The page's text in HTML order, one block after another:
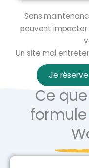
Sans
peuvent impacter
Un site mal
Je
Ce
formule